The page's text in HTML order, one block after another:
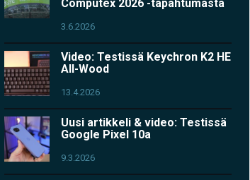
Computex 2026 -tapahtumasta
3.6.2026
Video: Testissä Keychron K2 HE
All-Wood
13.4.2026
Uusi artikkeli & video: Testissä
Google Pixel 10a
9.3.2026